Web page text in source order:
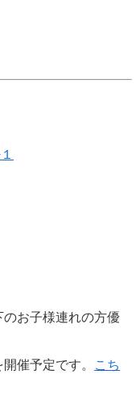
お子様連れの方優
催予定です。
こち